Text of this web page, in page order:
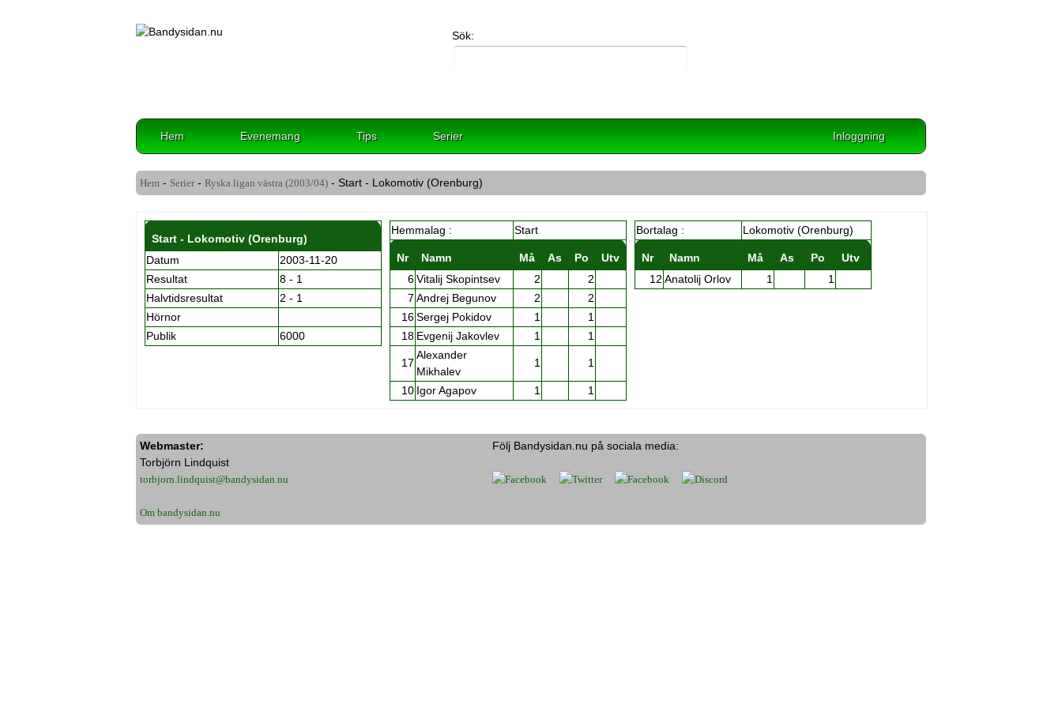
Sök:
Hem Evenemang Tips Serier Inloggning
Hem - Serier - Ryska ligan västra (2003/04) - Start - Lokomotiv (Orenburg)
Start - Lokomotiv (Orenburg)
Datum
2003-11-20
Resultat
8 - 1
Halvtidsresultat
2 - 1
Hörnor
Publik
6000
Hemmalag : Start
Nr Namn Må As Po
Utv
6Vitalij Skopintsev 2
2
7 Andrej Begunov 2
2
16Sergej Pokidov 1
1
18 Evgenij Jakovlev 1 1
17
Alexander
Mikhalev
1 1
10 Igor Agapov 1 1
Bortalag : Lokomotiv (Orenburg)
Nr Namn Må As Po
Utv
12 Anatolij Orlov 1 1
Webmaster:
Torbjörn Lindquist
torbjorn.lindquist@bandysidan.nu
Om bandysidan.nu
Följ Bandysidan.nu på sociala media: